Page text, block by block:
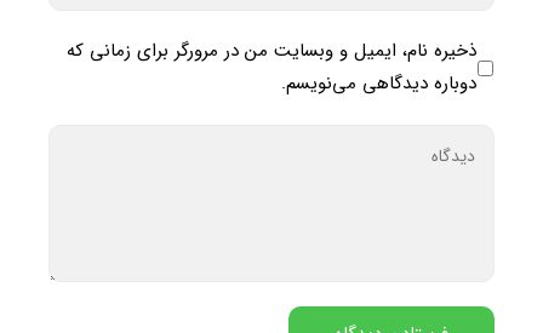
ذخیره نام، ایمیل و وبسایت من در مرورگر برای زمانی که
دوباره دیدگاهی می‌نویسم.